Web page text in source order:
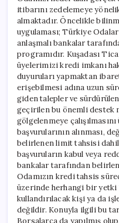
itibarını zedelemeye
almaktadır. Öncelikle
uygulaması; Türkiye
anlaşmalı bankalar
programıdır. Kuşadası
üyelerimizi kredi imkanı
duyuruları yapmaktan
erişebilmesi adına uzun
giden talepler ve
geçirilen bu önemli destek
gölgelenmeye
başvurularının alınması,
belirlenen limit tahsisi
başvuruların kabul veya
bankalar tarafından
Odamızın kredi tahsis
üzerinde herhangi bir yetki
kullandırılacak kişi ya da
değildir. Konuyla ilgili bu
Borsalarca da yapılmış